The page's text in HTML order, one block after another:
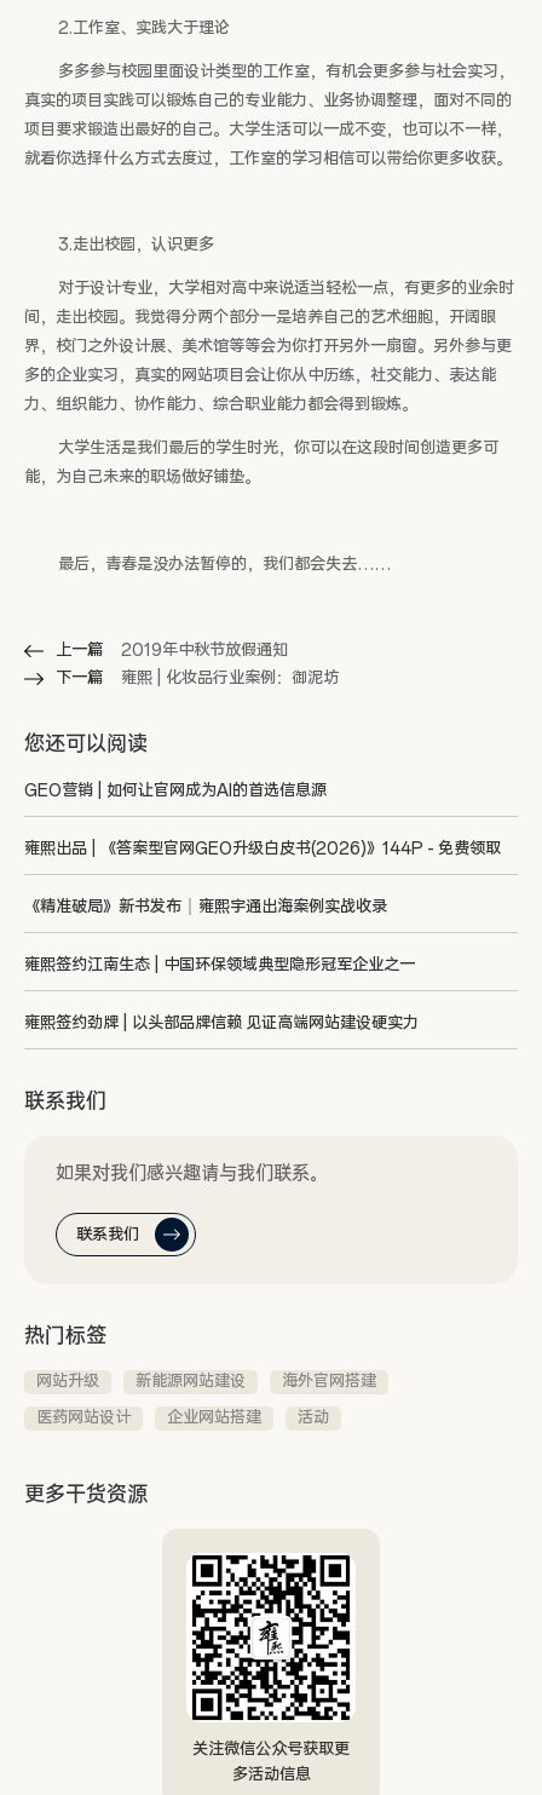
2.工作室、实践大于理论
多多参与校园里面设计类型的工作室，有机会更多参与社会实习，
真实的项目实践可以锻炼自己的专业能力、业务协调整理，面对不同的
项目要求锻造出最好的自己。大学生活可以一成不变，也可以不一样，
就看你选择什么方式去度过，工作室的学习相信可以带给你更多收获。
3.走出校园，认识更多
对于设计专业，大学相对高中来说适当轻松一点，有更多的业余时
间，走出校园。 我觉得分两个部分一是培养自己的艺术细胞，开阔眼
界，校门之外设计展、美术馆等等会为你打开另外一扇窗。另外参与更
多的企业实习，真实的网站项目会让你从中历练，社交能力、表达能
力、组织能力、协作能力、综合职业能力都会得到锻炼。
大学生活是我们最后的学生时光，你可以在这段时间创造更多可
能，为自己未来的职场做好铺垫。
最后，青春是没办法暂停的，我们都会失去……
上一篇
2019年中秋节放假通知
下一篇
雍熙 | 化妆品行业案例：御泥坊
您还可以阅读
GEO营销 | 如何让官网成为AI的首选信息源
雍熙出品 | 《答案型官网GEO升级白皮书(2026)》144P - 免费领取
《精准破局》新书发布｜雍熙宇通出海案例实战收录
雍熙签约江南生态 | 中国环保领域典型隐形冠军企业之一
雍熙签约劲牌 | 以头部品牌信赖 见证高端网站建设硬实力
联系我们
如果对我们感兴趣请与我们联系。
联系我们
热门标签
网站升级 新能源网站建设
海外官网搭建
医药网站设计
企业网站搭建 活动
更多干货资源
关注微信公众号获取更
多活动信息